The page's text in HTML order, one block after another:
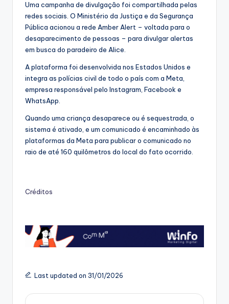
Uma campanha de divulgação foi compartilhada pelas
redes sociais. O Ministério da Justiça e da Segurança
Pública acionou a rede Amber Alert – voltada para o
desaparecimento de pessoas – para divulgar alertas
em busca do paradeiro de Alice.
A plataforma foi desenvolvida nos Estados Unidos e
integra as polícias civil de todo o país com a Meta,
empresa responsável pelo Instagram, Facebook e
WhatsApp.
Quando uma criança desaparece ou é sequestrada, o
sistema é ativado, e um comunicado é encaminhado às
plataformas da Meta para publicar o comunicado no
raio de até 160 quilômetros do local do fato ocorrido.
Créditos
Last updated on 31/01/2026